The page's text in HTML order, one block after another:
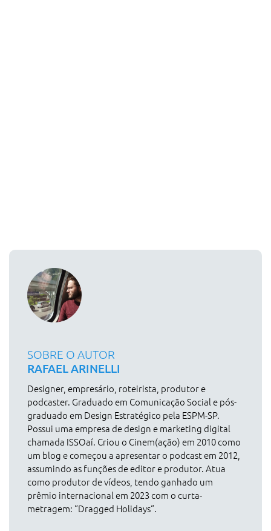
SOBRE O AUTOR
RAFAEL ARINELLI
Designer, empresário, roteirista, produtor e
podcaster. Graduado em Comunicação Social e pós-
graduado em Design Estratégico pela ESPM-SP.
Possui uma empresa de design e marketing digital
chamada ISSOaí. Criou o Cinem(ação) em 2010 como
um blog e começou a apresentar o podcast em 2012,
assumindo as funções de editor e produtor. Atua
como produtor de vídeos, tendo ganhado um
prêmio internacional em 2023 com o curta-
metragem: “Dragged Holidays“.